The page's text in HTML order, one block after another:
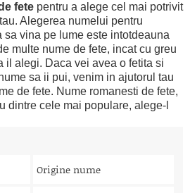
fete pentru a alege cel mai potrivit
Alegerea numelui pentru
sa vina pe lume este intotdeauna
multe nume de fete, incat cu greu
il alegi. Daca vei avea o fetita si
sa ii pui, venim in ajutorul tau
de fete. Nume romanesti de fete,
dintre cele mai populare, alege-l
Origine nume